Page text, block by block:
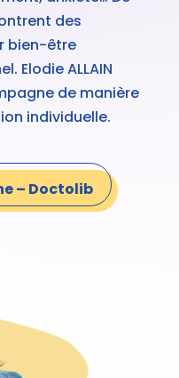
des
bien-être
Elodie ALLAIN
de manière
individuelle.
– Doctolib